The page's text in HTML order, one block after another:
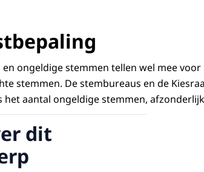
en ongeldige stemmen tellen wel mee
stemmen. De stembureaus en de
het aantal ongeldige stemmen,
dit